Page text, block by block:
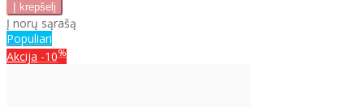
Į norų sąrašą
Populiari
Akcija -10%